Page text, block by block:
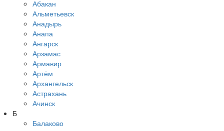
Абакан
Альметьевск
Анадырь
Анапа
Ангарск
Арзамас
Армавир
Артём
Архангельск
Астрахань
Ачинск
Б
Балаково